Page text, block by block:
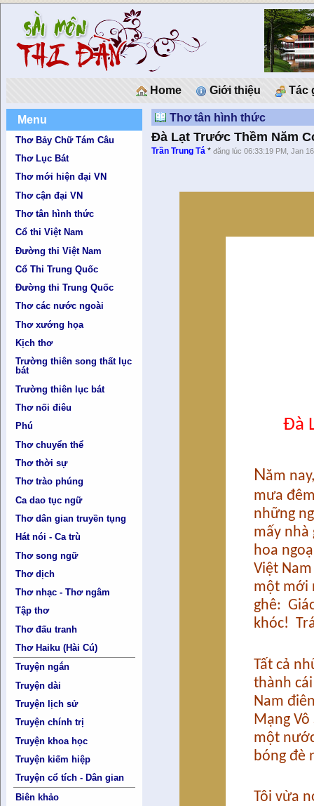
Home Giới thiệu Tác
Menu
Thơ Bảy Chữ Tám Câu
Thơ Lục Bát
Thơ mới hiện đại VN
Thơ cận đại VN
Thơ tân hình thức
Cổ thi Việt Nam
Đường thi Việt Nam
Cổ Thi Trung Quốc
Đường thi Trung Quốc
Thơ các nước ngoài
Thơ xướng họa
Kịch thơ
Trường thiên song thất lục
bát
Trường thiên lục bát
Thơ nối điêu
Phú
Thơ chuyển thể
Thơ thời sự
Thơ trào phúng
Ca dao tục ngữ
Thơ dân gian truyền tụng
Hát nói - Ca trù
Thơ song ngữ
Thơ dịch
Thơ nhạc - Thơ ngâm
Tập thơ
Thơ đấu tranh
Thơ Haiku (Hài Cú)
Truyện ngắn
Truyện dài
Truyện lịch sử
Truyện chính trị
Truyện khoa học
Truyện kiếm hiệp
Truyện cổ tích - Dân gian
Biên khảo
Thơ tân hình thức
Đà Lạt Trước Thềm Năm
Trần Trung Tá *đăng lúc 06:33:19 PM, Jan
Đà
Năm
mưa
những
mấy nhà
hoa
Việt
một mới
ghê:
khóc!
Tất cả
thành
Nam
Mạng
một
bóng đè
Tôi vừa